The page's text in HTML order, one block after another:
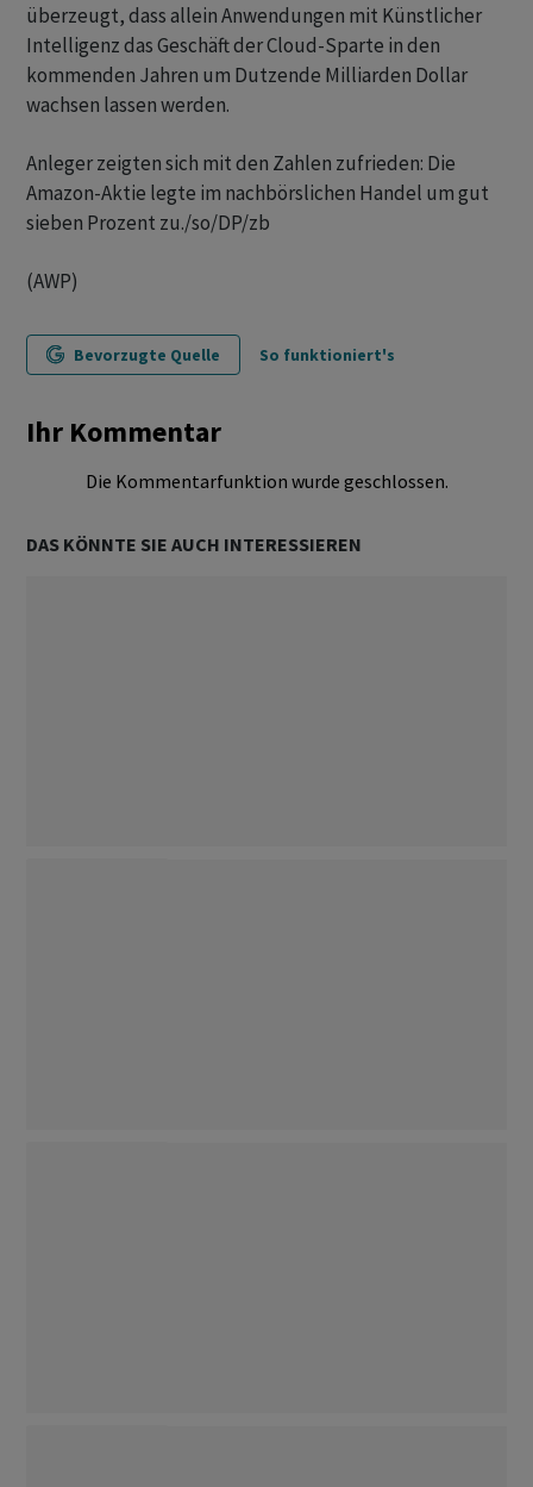
überzeugt, dass allein Anwendungen mit Künstlicher
Intelligenz das Geschäft der Cloud-Sparte in den
kommenden Jahren um Dutzende Milliarden Dollar
wachsen lassen werden.
Anleger zeigten sich mit den Zahlen zufrieden: Die
Amazon-Aktie legte im nachbörslichen Handel um gut
sieben Prozent zu./so/DP/zb
(AWP)
Bevorzugte Quelle So funktioniert's
Ihr Kommentar
Die Kommentarfunktion wurde geschlossen.
DAS KÖNNTE SIE AUCH INTERESSIEREN